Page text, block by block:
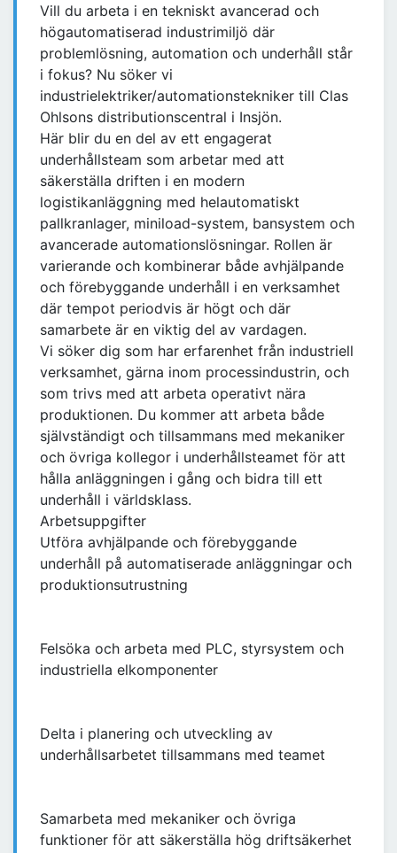
Vill du arbeta i en tekniskt avancerad och
högautomatiserad industrimiljö där
problemlösning, automation och underhåll står
i fokus? Nu söker vi
industrielektriker/automationstekniker till Clas
Ohlsons distributionscentral i Insjön.
Här blir du en del av ett engagerat
underhållsteam som arbetar med att
säkerställa driften i en modern
logistikanläggning med helautomatiskt
pallkranlager, miniload-system, bansystem och
avancerade automationslösningar. Rollen är
varierande och kombinerar både avhjälpande
och förebyggande underhåll i en verksamhet
där tempot periodvis är högt och där
samarbete är en viktig del av vardagen.
Vi söker dig som har erfarenhet från industriell
verksamhet, gärna inom processindustrin, och
som trivs med att arbeta operativt nära
produktionen. Du kommer att arbeta både
självständigt och tillsammans med mekaniker
och övriga kollegor i underhållsteamet för att
hålla anläggningen i gång och bidra till ett
underhåll i världsklass.
Arbetsuppgifter
Utföra avhjälpande och förebyggande
underhåll på automatiserade anläggningar och
produktionsutrustning
Felsöka och arbeta med PLC, styrsystem och
industriella elkomponenter
Delta i planering och utveckling av
underhållsarbetet tillsammans med teamet
Samarbeta med mekaniker och övriga
funktioner för att säkerställa hög driftsäkerhet